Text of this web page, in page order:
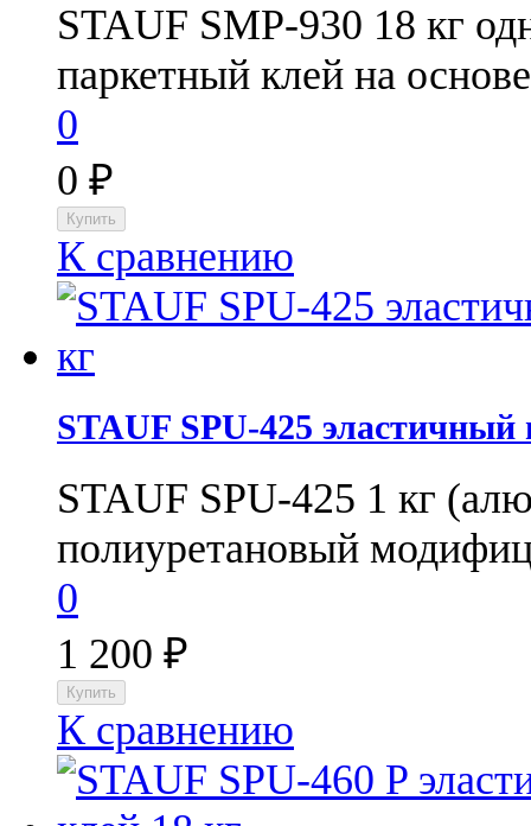
STAUF SMP-930 18 кг
паркетный клей на
0
0 ₽
К сравнению
STAUF SPU-425
STAUF SPU-425 1 кг
полиуретановый
0
1 200 ₽
К сравнению